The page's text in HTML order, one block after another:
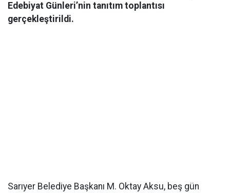
Edebiyat Günleri’nin tanıtım toplantısı
gerçekleştirildi.
Sarıyer Belediye Başkanı M. Oktay Aksu, beş gün